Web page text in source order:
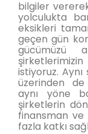
bilgiler
yolculukta
eksikleri
geçen gün
gücümüzü
istiyoruz.
üzerinden de
aynı yöne
şirketlerin
finansman
fazla katkı